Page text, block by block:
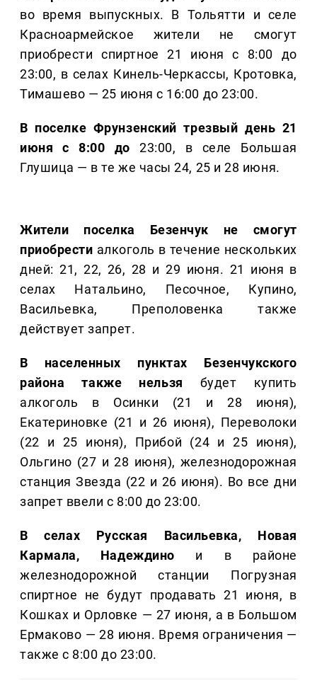
во время выпускных. В Тольятти и селе
Красноармейское жители не смогут
приобрести спиртное 21 июня с 8:00 до
23:00, в селах Кинель-Черкассы, Кротовка,
Тимашево — 25 июня с 16:00 до 23:00.
В поселке Фрунзенский трезвый день 21
июня с 8:00 до23:00, в селе Большая
Глушица — в те же часы 24, 25 и 28 июня.
Жители поселка Безенчук не смогут
приобрести алкоголь в течение нескольких
дней: 21, 22, 26, 28 и 29 июня. 21 июня в
селах Натальино, Песочное, Купино,
Васильевка, Преполовенка также
действует запрет.
В населенных пунктах Безенчукского
района также нельзя будет купить
алкоголь в Осинки (21 и 28 июня),
Екатериновке (21 и 26 июня), Переволоки
(22 и 25 июня), Прибой (24 и 25 июня),
Ольгино (27 и 28 июня), железнодорожная
станция Звезда (22 и 26 июня). Во все дни
запрет ввели с 8:00 до 23:00.
В селах Русская Васильевка, Новая
Кармала, Надеждино и в районе
железнодорожной станции Погрузная
спиртное не будут продавать 21 июня, в
Кошках и Орловке — 27 июня, а в Большом
Ермаково — 28 июня. Время ограничения —
также с 8:00 до 23:00.